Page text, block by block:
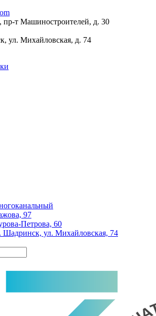
пр-т Машиностроителей, д. 30
ул. Михайловская, д. 74
97
Петрова, 60
Шадринск, ул. Михайловская, 74